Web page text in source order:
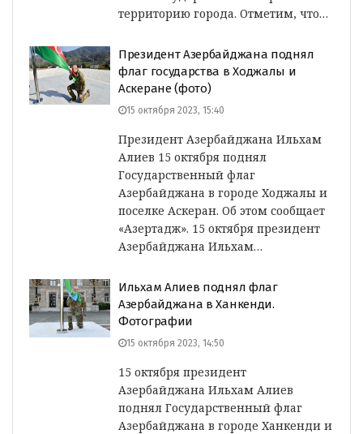
территорию города. Отметим, что…
Президент Азербайджана поднял
флаг государства в Ходжалы и
Аскеране (фото)
15 октября 2023, 15:40
Президент Азербайджана Ильхам
Алиев 15 октября поднял
Государственный флаг
Азербайджана в городе Ходжалы и
поселке Аскеран. Об этом сообщает
«Азертадж». 15 октября президент
Азербайджана Ильхам…
Ильхам Алиев поднял флаг
Азербайджана в Ханкенди.
Фотографии
15 октября 2023, 14:50
15 октября президент
Азербайджана Ильхам Алиев
поднял Государственный флаг
Азербайджана в городе Ханкенди и